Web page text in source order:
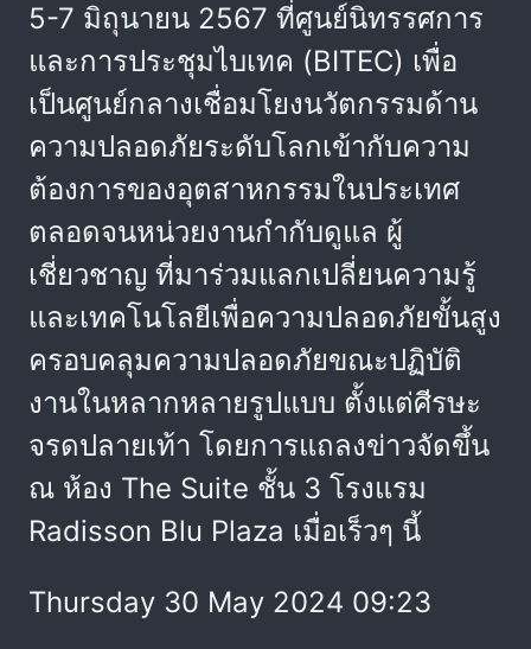
5-7 มิถุนายน 2567 ที่ศูนย์นิทรรศการ
และการประชุมไบเทค (BITEC) เพื่อ
เป็นศูนย์กลางเชื่อมโยงนวัตกรรมด้าน
ความปลอดภัยระดับโลกเข้ากับความ
ต้องการของอุตสาหกรรมในประเทศ
ตลอดจนหน่วยงานกำกับดูแล ผู้
เชี่ยวชาญ ที่มาร่วมแลกเปลี่ยนความรู้
และเทคโนโลยีเพื่อความปลอดภัยขั้นสูง
ครอบคลุมความปลอดภัยขณะปฏิบัติ
งานในหลากหลายรูปแบบ ตั้งแต่ศีรษะ
จรดปลายเท้า โดยการแถลงข่าวจัดขึ้น
ณ ห้อง The Suite ชั้น 3 โรงแรม
Radisson Blu Plaza เมื่อเร็วๆ นี้
Thursday 30 May 2024 09:23